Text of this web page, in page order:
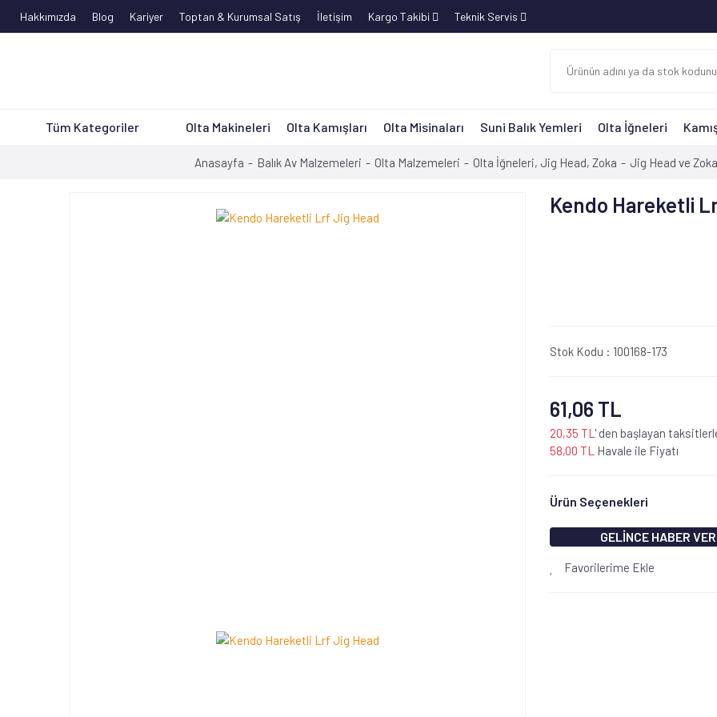
Hakkımızda Blog Kariyer Toptan & Kurumsal Satış İletişim Kargo Takibi Teknik Servis
Tüm Kategoriler Olta Makineleri Olta Kamışları Olta Misinaları Suni Balık Yemleri Olta İğneleri
Anasayfa Balık Av Malzemeleri Olta Malzemeleri Olta İğneleri, Jig Head, Zoka Jig Head ve Zoka
Kendo Hareketli
Stok Kodu : 100168-173
61,06 TL
20,35 TL ' den başlayan
58,00 TL
Havale ile Fiyatı
Ürün Seçenekleri
GELİNCE HABER VER
Favorilerime Ekle